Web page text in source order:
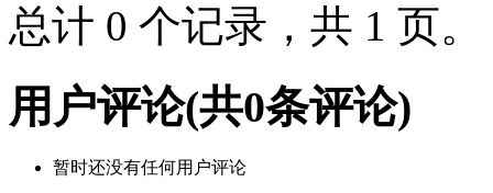
总计 0 个记录，共 1 页。
用户评论(共0条评论)
暂时还没有任何用户评论